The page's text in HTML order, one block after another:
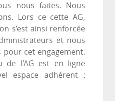
nous faites. Nous
Lors ce cette AG,
s’est ainsi renforcée
et nous
pour cet engagement.
de l’AG est en ligne
espace adhérent :